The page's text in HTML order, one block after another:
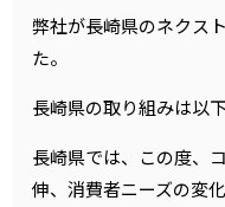
弊社が長崎県のネクス
た。
長崎県の取り組みは以
長崎県では、この度、
伸、消費者ニーズの変